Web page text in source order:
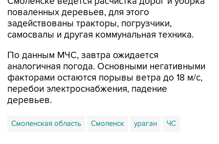
поваленных деревьев, для этого
задействованы тракторы, погрузчики,
самосвалы и другая коммунальная техника.
По данным МЧС, завтра ожидается
аналогичная погода. Основными негативными
факторами остаются порывы ветра до 18 м/с,
перебои электроснабжения, падение
деревьев.
Смоленская область Смоленск ураган ЧС